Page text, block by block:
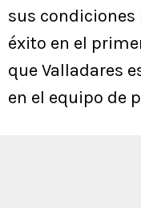
sus condiciones
éxito en el
que Valladares
en el equipo de